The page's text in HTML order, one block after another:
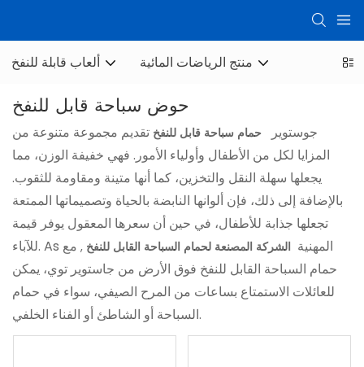
ألعاب قابلة للنفخ منتج الرياضات المائية
حوض سباحة قابل للنفخ
جوستوير حمام سباحة قابل للنفخ تقديم مجموعة متنوعة من
المزايا لكل من الأطفال وأولياء الأمور. فهي خفيفة الوزن، مما
يجعلها سهلة النقل والتخزين، كما أنها متينة ومقاومة للثقوب.
بالإضافة إلى ذلك، فإن ألوانها النابضة بالحياة وتصميماتها الممتعة
تجعلها جذابة للأطفال، في حين أن سعرها المعقول يوفر قيمة
للآباء. As المهنية الشركة المصنعة لحمام السباحة القابل للنفخ , مع
حمام السباحة القابل للنفخ فوق الأرض من جاستوير توي، يمكن
للعائلات الاستمتاع بساعات من المرح الصيفي، سواء في حمام
السباحة أو الشاطئ أو الفناء الخلفي.